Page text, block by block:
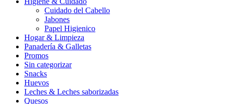
Cuidado del Cabello
Jabones
Papel Higienico
Hogar & Limpieza
Panadería & Galletas
Promos
Sin categorizar
Snacks
Huevos
Leches & Leches saborizadas
Quesos